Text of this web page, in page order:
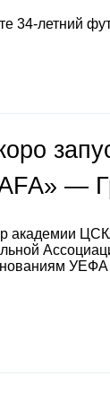
34-летний
—
академии